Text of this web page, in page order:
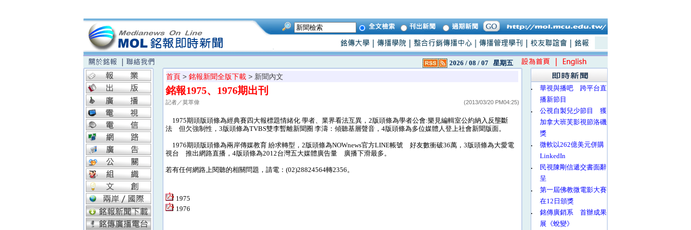
2026 / 08 / 07 星期五
首頁 > 銘報新聞全版下載 > 新聞內文
銘報1975、1976期出刊
記者／莫萃偉 (2013/03/20 PM04:25)
1975期頭版頭條為經典賽四大報標題情緒化 學者、業界看法互異，2版頭條為學者公會:樂見編輯室公約納入反壟斷
法 但欠強制性，3版頭條為TVBS雙李暫離新聞圈 李濤：傾聽基層聲音，4版頭條為多位媒體人登上社會新聞版面。
1976期頭版頭條為兩岸傳媒教育 紛求轉型，2版頭條為NOWnews官方LINE帳號 好友數衝破36萬，3版頭條為大愛電
視台 推出網路直播，4版頭條為2012台灣五大媒體廣告量 廣播下滑最多。
若有任何網路上閱聽的相關問題，請電：(02)28824564轉2356。
1975
1976
‧
華視與播吧 跨平台直
播新節目
‧
公視自製兒少節目 獲
加拿大班芙影視節洛磯
獎
‧
微軟以262億美元併購
LinkedIn
‧
民視陳剛信遞交書面辭
呈
‧
第一屆佛教微電影大賽
在12日頒獎
‧
銘傳廣銷系 首辦成果
展《蛻變》